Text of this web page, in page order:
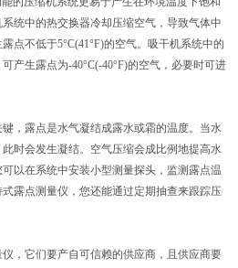
统中的热交换器冷却压缩空气，导致气体中
点不低于5°C(41°F)的空气。吸干机系统中的
产生露点为-40°C(-40°F)的空气，必要时可进
露点是水气凝结成露水或霜的温度。当水
时会发生凝结。空气压缩会成比例地提高水
以在系统中安装小型测量探头，监测露点温
露点测量仪，您还能通过定期抽查来跟踪压
它们要产自可信赖的供应商，且供应商要